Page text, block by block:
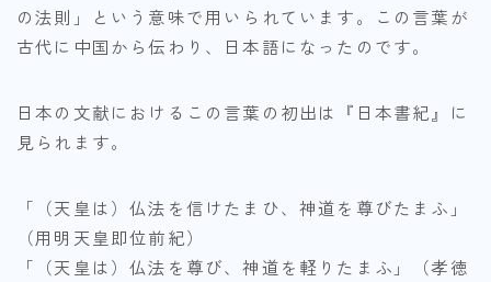
の法則」という意味で用いられています。この言葉が
古代に中国から伝わり、日本語になったのです。
日本の文献におけるこの言葉の初出は『日本書紀』に
見られます。
「（天皇は）仏法を信けたまひ、神道を尊びたまふ」
（用明天皇即位前紀）
「（天皇は）仏法を尊び、神道を軽りたまふ」（孝徳